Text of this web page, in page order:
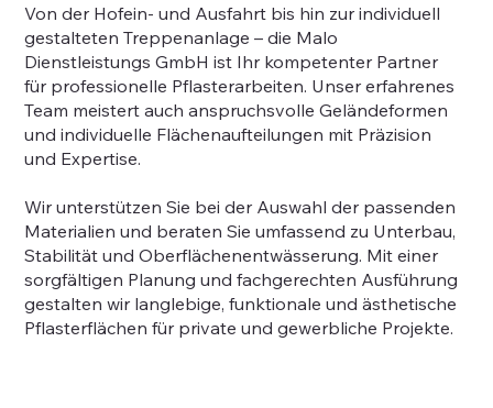
Von der Hofein- und Ausfahrt bis hin zur individuell
gestalteten Treppenanlage – die Malo
Dienstleistungs GmbH ist Ihr kompetenter Partner
für professionelle Pflasterarbeiten. Unser erfahrenes
Team meistert auch anspruchsvolle Geländeformen
und individuelle Flächenaufteilungen mit Präzision
und Expertise.
Wir unterstützen Sie bei der Auswahl der passenden
Materialien und beraten Sie umfassend zu Unterbau,
Stabilität und Oberflächenentwässerung. Mit einer
sorgfältigen Planung und fachgerechten Ausführung
gestalten wir langlebige, funktionale und ästhetische
Pflasterflächen für private und gewerbliche Projekte.